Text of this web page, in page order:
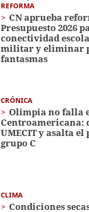
REFORMA
CN aprueba
Presupuesto 2026
conectividad
militar y eliminar
fantasmas
CRÓNICA
Olimpia no falla
Centroamericana:
UMECIT y asalta
grupo C
CLIMA
Condiciones